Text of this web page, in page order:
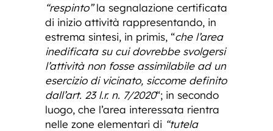
“respinto”la segnalazione certificata
di inizio attività rappresentando, in
estrema sintesi, in primis, “che l’area
inedificata su cui dovrebbe svolgersi
l’attività non fosse assimilabile ad un
esercizio di vicinato, siccome definito
dall’art. 23 l.r. n. 7/2020“; in secondo
luogo, che l’area interessata rientra
nelle zone elementari di “tutela